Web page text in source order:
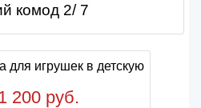
комод 2/ 7
200 руб.